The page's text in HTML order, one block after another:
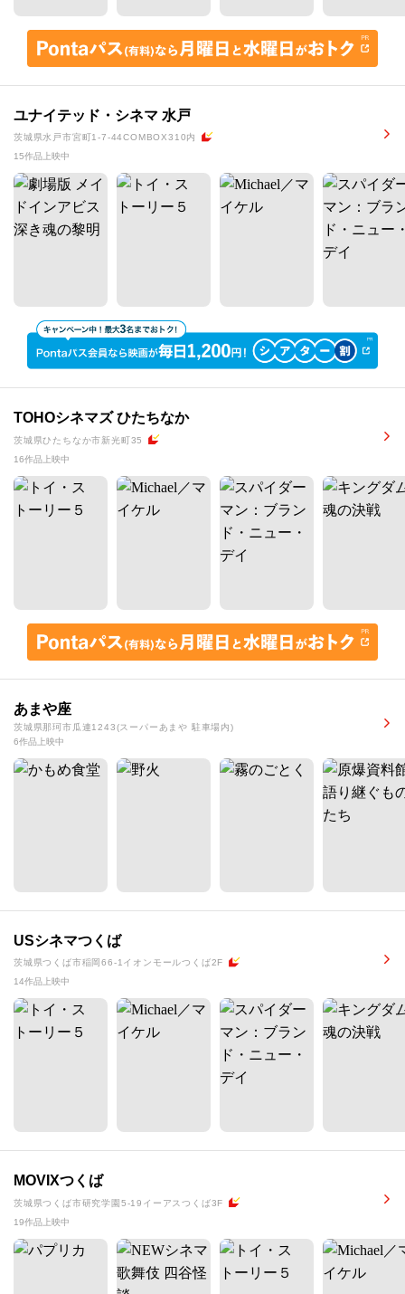
ユナイテッド・シネマ 水戸
茨城県水戸市宮町1-7-44COMBOX310内
15作品上映中
TOHOシネマズ ひたちなか
茨城県ひたちなか市新光町35
16作品上映中
あまや座
茨城県那珂市瓜連1243(スーパーあまや 駐車場内)
6作品上映中
USシネマつくば
茨城県つくば市稲岡66-1イオンモールつくば2F
14作品上映中
MOVIXつくば
茨城県つくば市研究学園5-19イーアスつくば3F
19作品上映中